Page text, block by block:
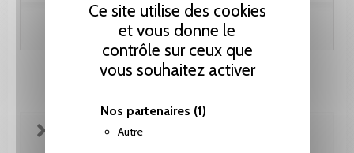
Ce site utilise des cookies
et vous donne le
contrôle sur ceux que
vous souhaitez activer
Nos partenaires (1)
Autre
Ajouter au panier
FICHE TECHNIQUE